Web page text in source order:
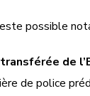
possible
de
de police